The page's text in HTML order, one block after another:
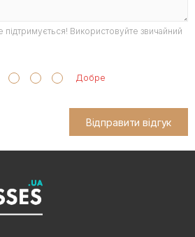
підтримується! Використовуйте звичайний
Добре
Відправити відгук